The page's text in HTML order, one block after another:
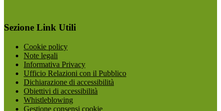
Sezione Link Utili
Cookie policy
Note legali
Informativa Privacy
Ufficio Relazioni con il Pubblico
Dichiarazione di accessibilità
Obiettivi di accessibilità
Whistleblowing
Gestione consensi cookie